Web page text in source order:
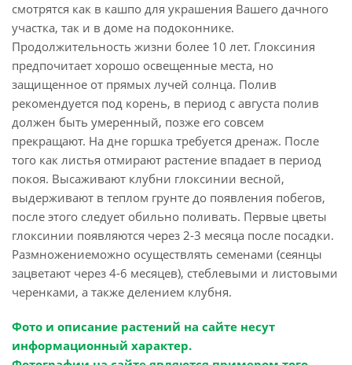
смотрятся как в кашпо для украшения Вашего дачного
участка, так и в доме на подоконнике.
Продолжительность жизни более 10 лет. Глоксиния
предпочитает хорошо освещенные места, но
защищенное от прямых лучей солнца. Полив
рекомендуется под корень, в период с августа полив
должен быть умеренный, позже его совсем
прекращают. На дне горшка требуется дренаж. После
того как листья отмирают растение впадает в период
покоя. Высаживают клубни глоксинии весной,
выдерживают в теплом грунте до появления побегов,
после этого следует обильно поливать. Первые цветы
глоксинии появляются через 2-3 месяца после посадки.
Размножениеможно осуществлять семенами (сеянцы
зацветают через 4-6 месяцев), стеблевыми и листовыми
черенками, а также делением клубня.
Фото и описание растений на сайте несут
информационный характер.